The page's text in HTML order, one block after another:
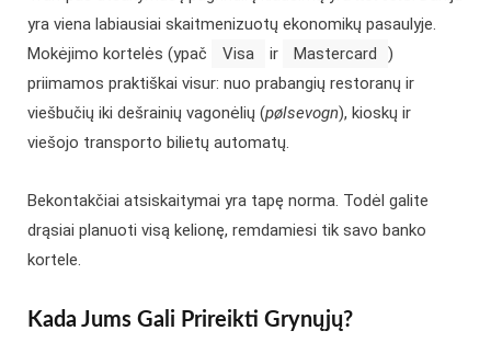
yra viena labiausiai skaitmenizuotų ekonomikų pasaulyje.
Mokėjimo kortelės (ypač
Visa ir Mastercard
)
priimamos praktiškai visur: nuo prabangių restoranų ir
viešbučių iki dešrainių vagonėlių (pølsevogn), kioskų ir
viešojo transporto bilietų automatų.
Bekontakčiai atsiskaitymai yra tapę norma. Todėl galite
drąsiai planuoti visą kelionę, remdamiesi tik savo banko
kortele.
Kada Jums Gali Prireikti Grynųjų?